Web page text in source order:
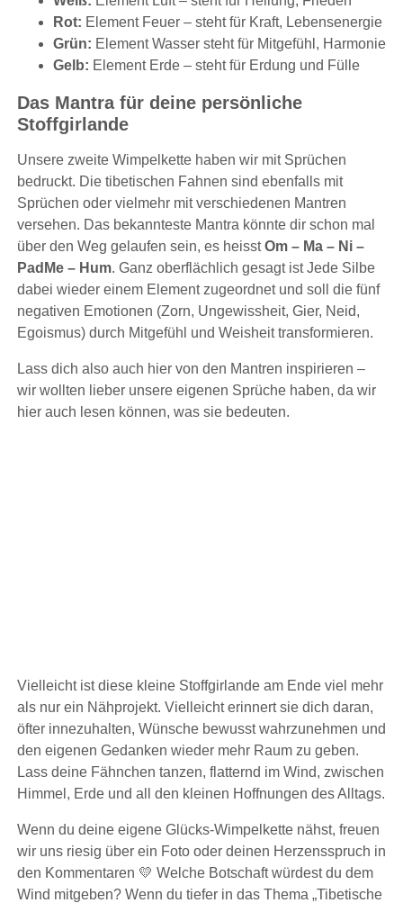
Rot: Element Feuer – steht für Kraft, Lebensenergie
Grün: Element Wasser steht für Mitgefühl, Harmonie
Gelb: Element Erde – steht für Erdung und Fülle
Das Mantra für deine persönliche
Stoffgirlande
Unsere zweite Wimpelkette haben wir mit Sprüchen
bedruckt. Die tibetischen Fahnen sind ebenfalls mit
Sprüchen oder vielmehr mit verschiedenen Mantren
versehen. Das bekannteste Mantra könnte dir schon mal
über den Weg gelaufen sein, es heisstOm – Ma – Ni –
PadMe – Hum. Ganz oberflächlich gesagt ist Jede Silbe
dabei wieder einem Element zugeordnet und soll die fünf
negativen Emotionen (Zorn, Ungewissheit, Gier, Neid,
Egoismus) durch Mitgefühl und Weisheit transformieren.
Lass dich also auch hier von den Mantren inspirieren –
wir wollten lieber unsere eigenen Sprüche haben, da wir
hier auch lesen können, was sie bedeuten.
Vielleicht ist diese kleine Stoffgirlande am Ende viel mehr
als nur ein Nähprojekt. Vielleicht erinnert sie dich daran,
öfter innezuhalten, Wünsche bewusst wahrzunehmen und
den eigenen Gedanken wieder mehr Raum zu geben.
Lass deine Fähnchen tanzen, flatternd im Wind, zwischen
Himmel, Erde und all den kleinen Hoffnungen des Alltags.
Wenn du deine eigene Glücks-Wimpelkette nähst, freuen
wir uns riesig über ein Foto oder deinen Herzensspruch in
den Kommentaren 💛 Welche Botschaft würdest du dem
Wind mitgeben? Wenn du tiefer in das Thema „Tibetische